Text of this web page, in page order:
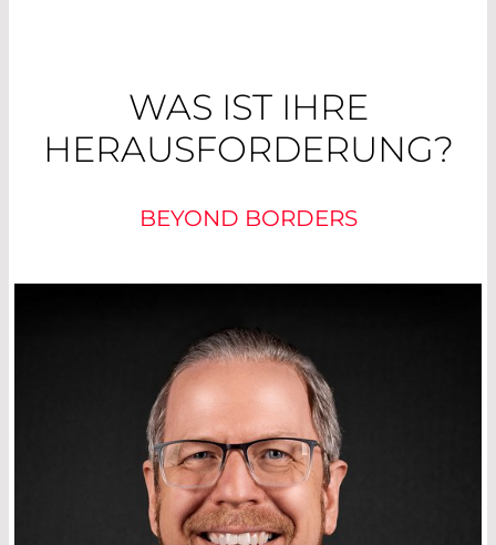
WAS IST IHRE
HERAUSFORDERUNG?
BEYOND BORDERS